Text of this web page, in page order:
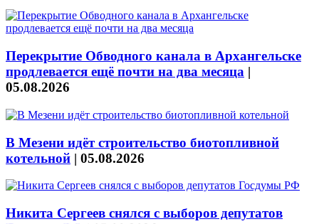
Перекрытие Обводного канала в Архангельске
продлевается ещё почти на два месяца |
05.08.2026
В Мезени идёт строительство биотопливной
котельной | 05.08.2026
Никита Сергеев снялся с выборов депутатов